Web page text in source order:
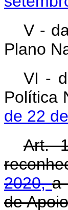
V -
Plano
VI -
Política
de 22
Art.
2020,a
de